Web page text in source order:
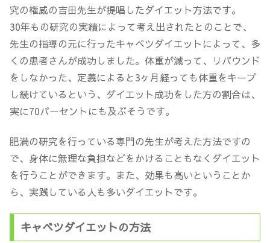
究の権威の吉田先生が提唱したダイエット方法です。
30年もの研究の実績によって考え出されたとのことで、
先生の指導の元に行ったキャベツダイエットによって、多
くの患者さんが成功しました。体重が減って、リバウンド
をしなかった、定義によると3ヶ月経っても体重をキープ
し続けているという、ダイエット成功をした方の割合は、
実に70パーセントにも及ぶそうです。
肥満の研究を行っている専門の先生が考えた方法ですの
で、身体に無理な負担などをかけることもなくダイエット
を行うことができます。また、効果も高いということか
ら、実践している人も多いダイエットです。
キャベツダイエットの方法